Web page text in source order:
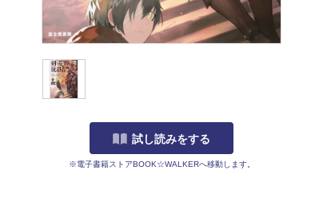
試し読みをする
※電子書籍ストアBOOK☆WALKERへ移動します。